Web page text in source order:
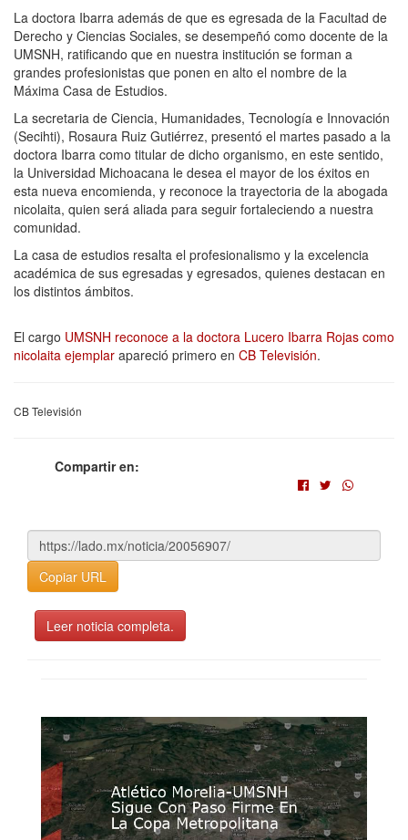
La doctora Ibarra además de que es egresada de la Facultad de
Derecho y Ciencias Sociales, se desempeñó como docente de la
UMSNH, ratificando que en nuestra institución se forman a
grandes profesionistas que ponen en alto el nombre de la
Máxima Casa de Estudios.
La secretaria de Ciencia, Humanidades, Tecnología e Innovación
(Secihti), Rosaura Ruiz Gutiérrez, presentó el martes pasado a la
doctora Ibarra como titular de dicho organismo, en este sentido,
la Universidad Michoacana le desea el mayor de los éxitos en
esta nueva encomienda, y reconoce la trayectoria de la abogada
nicolaita, quien será aliada para seguir fortaleciendo a nuestra
comunidad.
La casa de estudios resalta el profesionalismo y la excelencia
académica de sus egresadas y egresados, quienes destacan en
los distintos ámbitos.
El cargo UMSNH reconoce a la doctora Lucero Ibarra Rojas como
nicolaita ejemplar apareció primero en CB Televisión.
CB Televisión
Compartir en:
Copiar URL
Leer noticia completa.